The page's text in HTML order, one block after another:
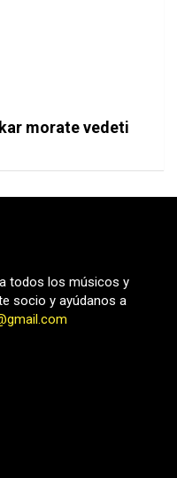
morate vedeti
todos los músicos y
socio y ayúdanos a